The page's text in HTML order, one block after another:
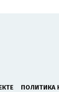
ПОЛИТИКА